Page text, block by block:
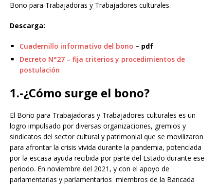
Bono para Trabajadoras y Trabajadores culturales.
Descarga:
Cuadernillo informativo del bono – pdf
Decreto N°27 – fija criterios y procedimientos de
postulación
1.-¿Cómo surge el bono?
El Bono para Trabajadoras y Trabajadores culturales es un
logro impulsado por diversas organizaciones, gremios y
sindicatos del sector cultural y patrimonial que se movilizaron
para afrontar la crisis vivida durante la pandemia, potenciada
por la escasa ayuda recibida por parte del Estado durante ese
periodo. En noviembre del 2021, y con el apoyo de
parlamentarias y parlamentarios miembros de la Bancada